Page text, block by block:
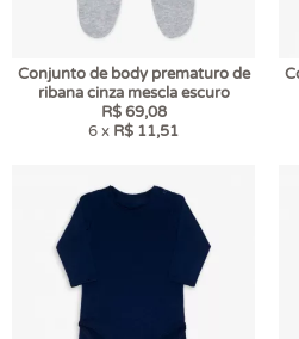
Conjunto de body prematuro de
ribana cinza mescla escuro
R$ 69,08
6 x R$ 11,51